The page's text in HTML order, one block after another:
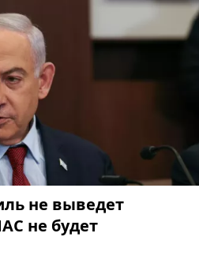
не выведет
не будет